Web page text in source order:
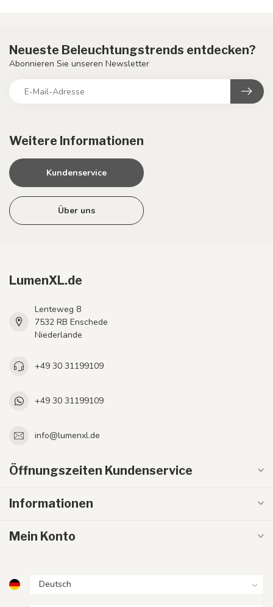
Weitere Informationen
Kundenservice
Über uns
Neueste Beleuchtungstrends entdecken?
Abonnieren Sie unseren Newsletter
LumenXL.de
Lenteweg 8
7532 RB Enschede
Niederlande
+49 30 31199109
+49 30 31199109
info@lumenxl.de
Öffnungszeiten Kundenservice
Informationen
Mein Konto